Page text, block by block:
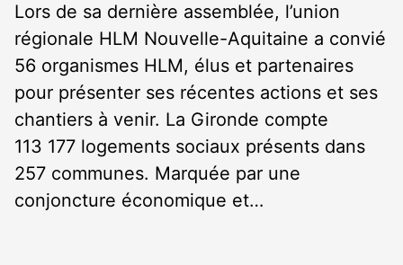
Lors de sa dernière assemblée, l’union
régionale HLM Nouvelle-Aquitaine a convié
56 organismes HLM, élus et partenaires
pour présenter ses récentes actions et ses
chantiers à venir. La Gironde compte
113 177 logements sociaux présents dans
257 communes. Marquée par une
conjoncture économique et…